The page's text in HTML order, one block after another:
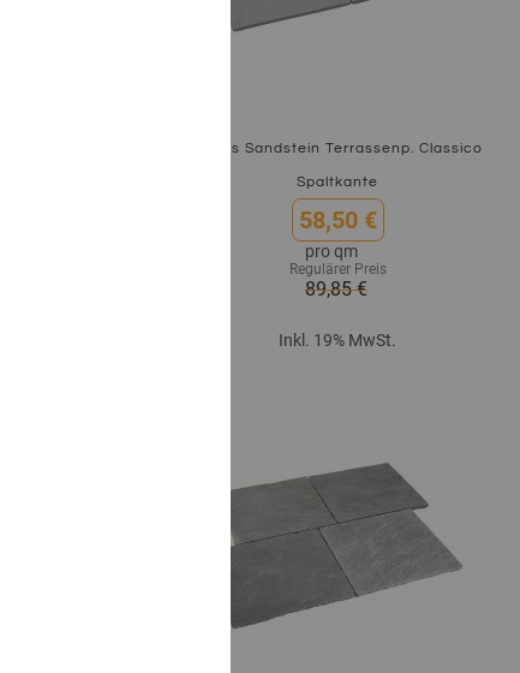
Focus Sandstein Terrassenp. Classico
Spaltkante
58,50 €
proqm
Regulärer Preis
89,85 €
Inkl. 19% MwSt.